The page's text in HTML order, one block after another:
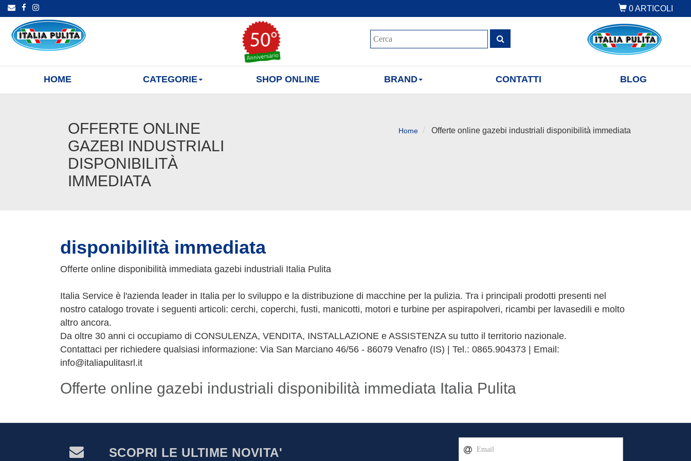
0ARTICOLI
HOME CATEGORIE SHOP ONLINE BRAND CONTATTI BLOG
OFFERTE ONLINE
GAZEBI INDUSTRIALI
DISPONIBILITÀ
IMMEDIATA
Home Offerte online gazebi industriali disponibilità immediata
disponibilità immediata
Offerte online disponibilità immediata gazebi industriali Italia Pulita
Italia Service è l'azienda leader in Italia per lo sviluppo e la distribuzione di macchine per la pulizia. Tra i principali prodotti presenti nel
nostro catalogo trovate i seguenti articoli: cerchi, coperchi, fusti, manicotti, motori e turbine per aspirapolveri, ricambi per lavasedili e molto
altro ancora.
Da oltre 30 anni ci occupiamo di CONSULENZA, VENDITA, INSTALLAZIONE e ASSISTENZA su tutto il territorio nazionale.
Contattaci per richiedere qualsiasi informazione: Via San Marciano 46/56 - 86079 Venafro (IS) | Tel.: 0865.904373 | Email:
info@italiapulitasrl.it
Offerte online gazebi industriali disponibilità immediata Italia Pulita
SCOPRI LE ULTIME NOVITA'